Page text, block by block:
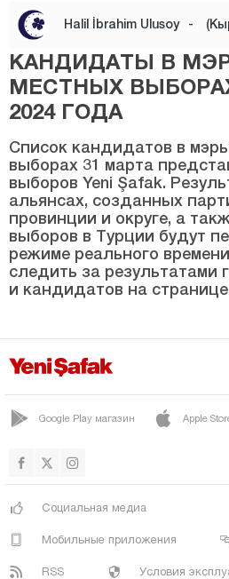
Коджаэли
Конья
Кютахья
Малатья
Мардин
Мерсин
Мугла
Муш
Невшехир
Османие
Ризе
Шанлыурфа
Сиирт
Синоп
Halil İbrahim Ulusoy -
КАНДИДАТЫ В
МЕСТНЫХ
2024 ГОДА
Список кандидатов в
выборах 31 марта
выборов Yeni Şafak.
альянсах, созданных
провинции и округе, а
выборов в Турции будут
режиме реального
следить за результатами
и кандидатов на
Google Play магазин Apple
Социальная медиа
Мобильные приложения
RSS Условия